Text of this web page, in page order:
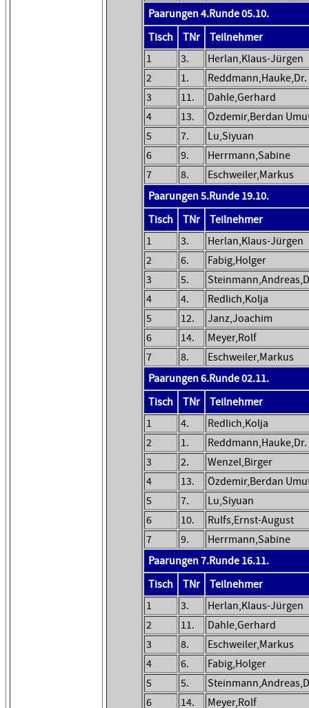
Paarungen 4.Runde 05.10.
Tisch
TNr
Teilnehmer
1
3.
Herlan,Klaus-Jürgen
2
1.
Reddmann,Hauke,Dr.
3
11.
Dahle,Gerhard
4
13.
Özdemir,Berdan
5
7.
Lu,Siyuan
6
9.
Herrmann,Sabine
7
8.
Eschweiler,Markus
Paarungen 5.Runde 19.10.
Tisch
TNr
Teilnehmer
1
3.
Herlan,Klaus-Jürgen
2
6.
Fabig,Holger
3
5.
4
4.
Redlich,Kolja
5
12.
Janz,Joachim
6
14.
Meyer,Rolf
7
8.
Eschweiler,Markus
Paarungen 6.Runde 02.11.
Tisch
TNr
Teilnehmer
1
4.
Redlich,Kolja
2
1.
Reddmann,Hauke,Dr.
3
2.
Wenzel,Birger
4
13.
Özdemir,Berdan
5
7.
Lu,Siyuan
6
10.
Rulfs,Ernst-August
7
9.
Herrmann,Sabine
Paarungen 7.Runde 16.11.
Tisch
TNr
Teilnehmer
1
3.
Herlan,Klaus-Jürgen
2
11.
Dahle,Gerhard
3
8.
Eschweiler,Markus
4
6.
Fabig,Holger
5
5.
6
14. Meyer,Rolf